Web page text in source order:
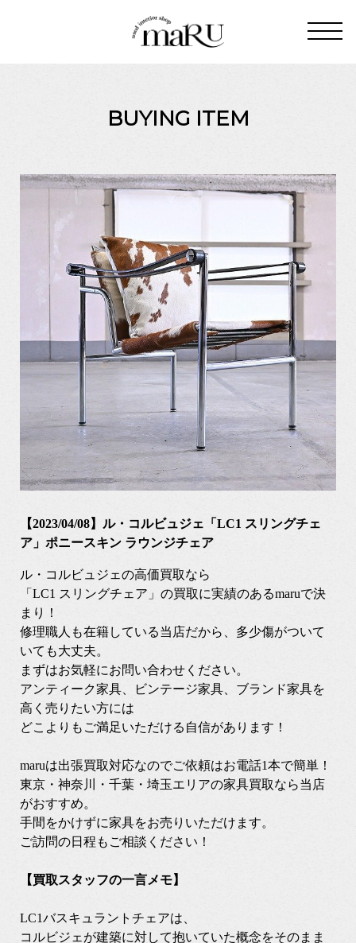
BUYING ITEM
【2023/04/08】ル・コルビュジェ「LC1 スリングチェ
ア」ポニースキン ラウンジチェア
ル・コルビュジェの高価買取なら
「LC1 スリングチェア」の買取に実績のあるmaruで決
まり！
修理職人も在籍している当店だから、多少傷がついて
いても大丈夫。
まずはお気軽にお問い合わせください。
アンティーク家具、ビンテージ家具、ブランド家具を
高く売りたい方には
どこよりもご満足いただける自信があります！
maruは出張買取対応なのでご依頼はお電話1本で簡単！
東京・神奈川・千葉・埼玉エリアの家具買取なら当店
がおすすめ。
手間をかけずに家具をお売りいただけます。
ご訪問の日程もご相談ください！
【買取スタッフの一言メモ】
LC1バスキュラントチェアは、
コルビジェが建築に対して抱いていた概念をそのまま